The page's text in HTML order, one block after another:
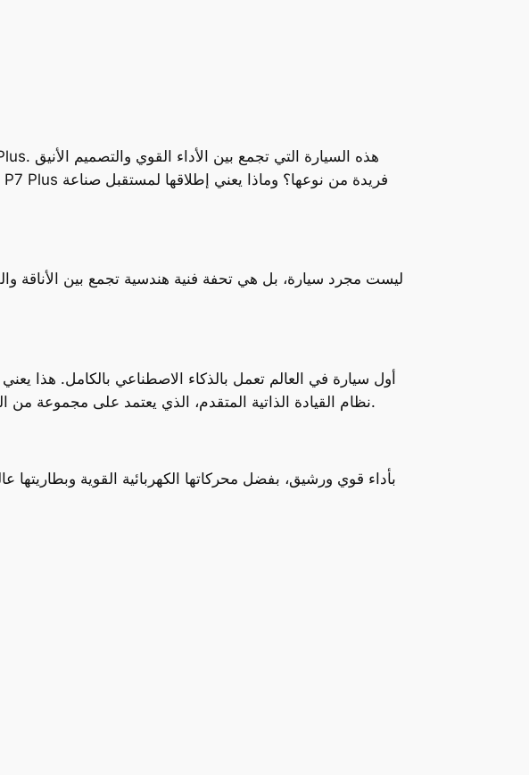
نظام القيادة الذاتية المتقدم، الذي يعتمد على مجموعة من الكاميرات والرادارات، يسمح للسيارة بالقيادة بشكل مستقل في مجموعة متنوعة من الظروف.